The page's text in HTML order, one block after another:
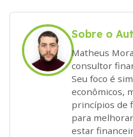
Sobre o
Matheus
consultor
Seu foco é
econômicos,
princípios de
para
estar